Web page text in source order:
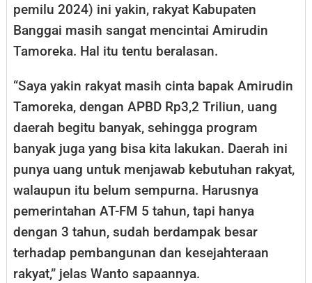
pemilu 2024) ini yakin, rakyat Kabupaten
Banggai masih sangat mencintai Amirudin
Tamoreka. Hal itu tentu beralasan.
“Saya yakin rakyat masih cinta bapak Amirudin
Tamoreka, dengan APBD Rp3,2 Triliun, uang
daerah begitu banyak, sehingga program
banyak juga yang bisa kita lakukan. Daerah ini
punya uang untuk menjawab kebutuhan rakyat,
walaupun itu belum sempurna. Harusnya
pemerintahan AT-FM 5 tahun, tapi hanya
dengan 3 tahun, sudah berdampak besar
terhadap pembangunan dan kesejahteraan
rakyat,” jelas Wanto sapaannya.